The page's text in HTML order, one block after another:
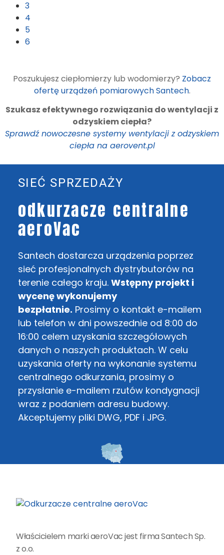
3
4
5
6
Poszukujesz ciepłomierzy lub wodomierzy? Zobacz
ofertę urządzeń pomiarowych Santech.
Szukasz efektywnego rozwiązania do wentylacji z
odzyskiem ciepła?
Sprawdź nowoczesne systemy wentylacji z odzyskiem
ciepła na aerovent.pl
SIEĆ SPRZEDAŻY
odkurzacze centralne
aeroVac
Santech dostarcza urządzenia poprzez
sieć profesjonalnych dystrybutorów na
terenie całego kraju. Wstępny projekt i
wycenę wykonujemy
bezpłatnie. Prosimy o kontakt e-mailem
lub telefon w dni powszednie od 8:00 do
16:00 celem uzyskania szczegółowych
danych o naszych produktach. W celu
uzyskania oferty na wykonanie systemu
centralnego odkurzania, prosimy o
przysłanie e-mailem rzutów kondygnacji
wraz z podaniem adresu budowy.
Akceptujemy pliki DWG, PDF i JPG.
Właścicielem marki aeroVac jest firma Santech Sp.
z o.o.